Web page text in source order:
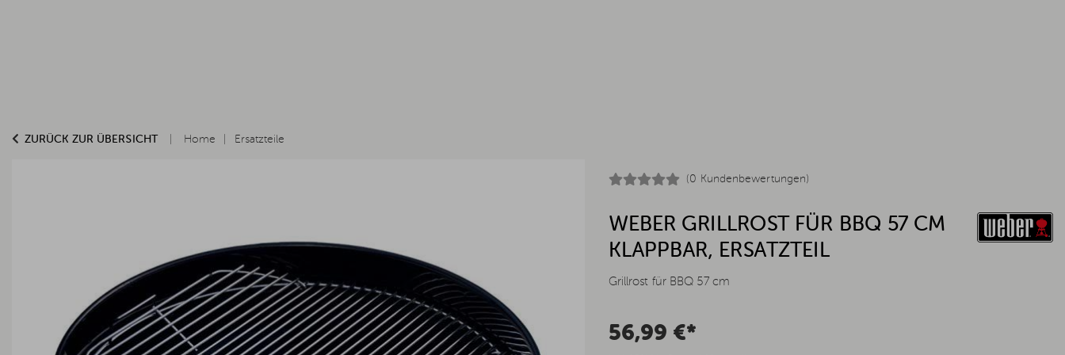
ZURÜCK ZUR ÜBERSICHT Home Ersatzteile
(0 Kundenbewertungen)
WEBER GRILLROST FÜR BBQ 57 CM
KLAPPBAR, ERSATZTEIL
Grillrost für BBQ 57 cm
56,99 €*